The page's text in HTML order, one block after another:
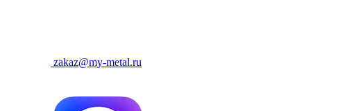
zakaz@my-metal.ru